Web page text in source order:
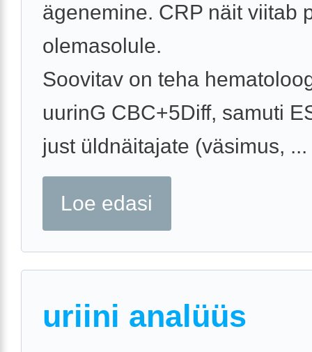
ägenemine. CRP näit viitab
olemasolule.
Soovitav on teha
uurinG CBC+5Diff, samuti
just üldnäitajate (väsimus, ...
Loe edasi
uriini analüüs